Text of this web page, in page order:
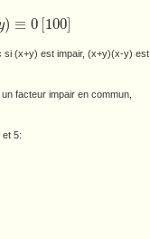
) ≡ 0 [100]
si (x+y) est impair, (x+y)(x-y) est
facteur impair en commun,
5: